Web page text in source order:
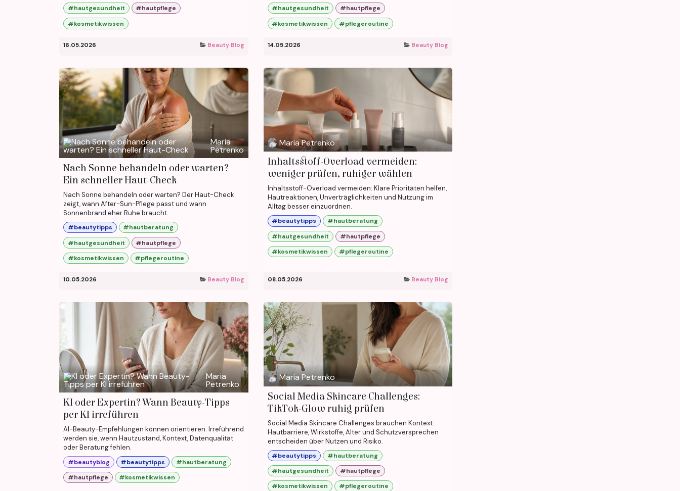
#hautgesundheit
#hautpflege
#kosmetikwissen
16.05.2026 Beauty Blog
#hautgesundheit
#hautpflege
#kosmetikwissen
#pflegeroutine
14.05.2026 Beauty Blog
Maria
Petrenko
Nach Sonne behandeln oder warten?
Ein schneller Haut-Check
Nach Sonne behandeln oder warten? Der Haut-Check
zeigt, wann After-Sun-Pflege passt und wann
Sonnenbrand eher Ruhe braucht.
#beautytipps
#hautberatung
#hautgesundheit
#hautpflege
#kosmetikwissen
#pflegeroutine
10.05.2026 Beauty Blog
Maria Petrenko
Inhaltsstoff-Overload vermeiden:
weniger prüfen, ruhiger wählen
Inhaltsstoff-Overload vermeiden: Klare Prioritäten helfen,
Hautreaktionen, Unverträglichkeiten und Nutzung im
Alltag besser einzuordnen.
#beautytipps
#hautberatung
#hautgesundheit
#hautpflege
#kosmetikwissen
#pflegeroutine
08.05.2026 Beauty Blog
Maria
Petrenko
KI oder Expertin? Wann Beauty-Tipps
per KI irreführen
AI-Beauty-Empfehlungen können orientieren. Irreführend
werden sie, wenn Hautzustand, Kontext, Datenqualität
oder Beratung fehlen.
#beautyblog #beautytipps
#hautberatung
#hautpflege
#kosmetikwissen
Maria Petrenko
Social Media Skincare Challenges:
TikTok-Glow ruhig prüfen
Social Media Skincare Challenges brauchen Kontext:
Hautbarriere, Wirkstoffe, Alter und Schutzversprechen
entscheiden über Nutzen und Risiko.
#beautytipps
#hautberatung
#hautgesundheit
#hautpflege
#kosmetikwissen
#pflegeroutine